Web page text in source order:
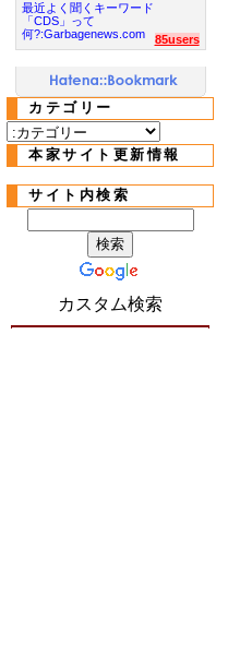
最近よく聞くキーワード
「CDS」って
何?:Garbagenews.com
85users
カテゴリー
本家サイト更新情報
サイト内検索
カスタム検索